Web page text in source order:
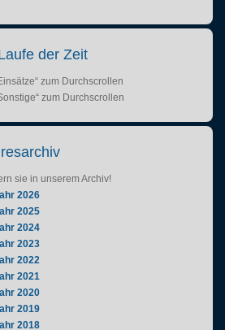
der Zeit
zum Durchscrollen
zum Durchscrollen
sie in unserem Archiv!
2026
2025
2024
2023
2022
2021
2020
2019
2018